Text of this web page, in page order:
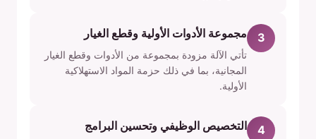
3 مجموعة الأدوات الأولية وقطع الغيار
تأتي الآلة مزودة بمجموعة من الأدوات وقطع الغيار
المجانية، بما في ذلك حزمة المواد الاستهلاكية
الأولية.
4 التخصيص الوظيفي وتحسين البرامج